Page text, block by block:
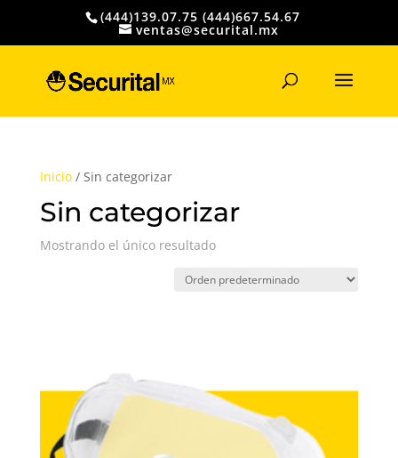
(444)139.07.75 (444)667.54.67
ventas@securital.mx
productos
Inicio/ Sin categorizar
Sin categorizar
Mostrando el único resultado